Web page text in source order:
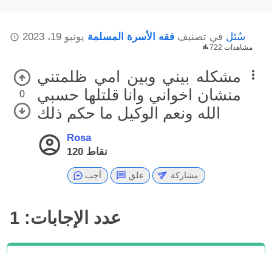
سُئل في تصنيف فقه الأسرة المسلمة يونيو 19، 2023
722 مشاهدات
0
مشكله بيني وبين امي ظلمتني
منشان اخواني وانا قلتلها حسبي
الله ونعم الوكيل ما حكم ذلك
Rosa
120 نقاط
أجب علق مشاركة
عدد الإجابات: 1